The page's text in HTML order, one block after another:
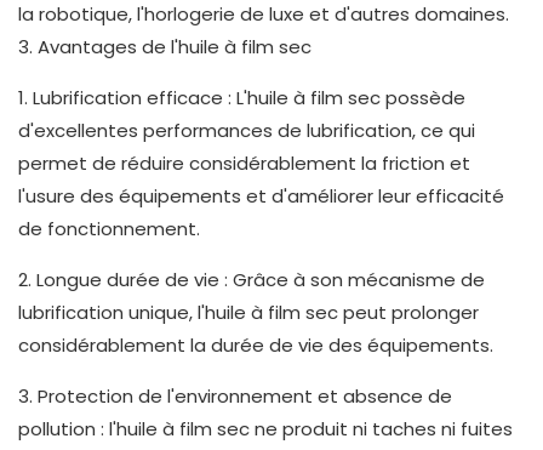
la robotique, l'horlogerie de luxe et d'autres domaines.
3. Avantages de l'huile à film sec
1. Lubrification efficace : L'huile à film sec possède
d'excellentes performances de lubrification, ce qui
permet de réduire considérablement la friction et
l'usure des équipements et d'améliorer leur efficacité
de fonctionnement.
2. Longue durée de vie : Grâce à son mécanisme de
lubrification unique, l'huile à film sec peut prolonger
considérablement la durée de vie des équipements.
3. Protection de l'environnement et absence de
pollution : l'huile à film sec ne produit ni taches ni fuites